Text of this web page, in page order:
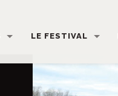
LE FESTIVAL